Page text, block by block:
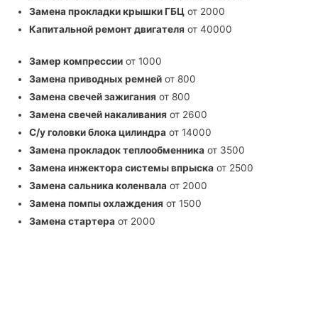
Замена прокладки крышки ГБЦ от 2000
Капитальной ремонт двигателя от 40000
Замер компрессии от 1000
Замена приводных ремней от 800
Замена свечей зажигания от 800
Замена свечей накаливания от 2600
С/у головки блока цилиндра от 14000
Замена прокладок теплообменника от 3500
Замена инжектора системы впрыска от 2500
Замена сальника коленвала от 2000
Замена помпы охлаждения от 1500
Замена стартера от 2000